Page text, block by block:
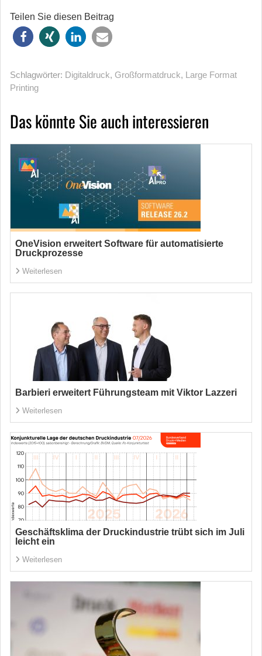
Teilen Sie diesen Beitrag
Schlagwörter: Digitaldruck, Großformatdruck, Large Format
Printing
Das könnte Sie auch interessieren
OneVision erweitert Software für automatisierte
Druckprozesse
Weiterlesen
Barbieri erweitert Führungsteam mit Viktor Lazzeri
Weiterlesen
Geschäftsklima der Druckindustrie trübt sich im Juli
leicht ein
Weiterlesen